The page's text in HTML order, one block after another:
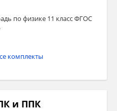
по физике 11 класс ФГОС
комплекты
и ППК